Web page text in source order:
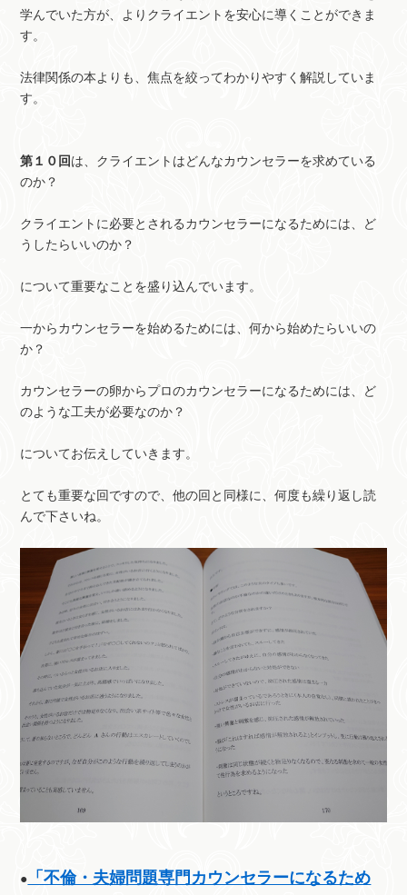
学んでいた方が、よりクライエントを安心に導くことができま
す。
法律関係の本よりも、焦点を絞ってわかりやすく解説していま
す。
第１０回 は、クライエントはどんなカウンセラーを求めている
のか？
クライエントに必要とされるカウンセラーになるためには、ど
うしたらいいのか？
について重要なことを盛り込んでいます。
一からカウンセラーを始めるためには、何から始めたらいいの
か？
カウンセラーの卵からプロのカウンセラーになるためには、ど
のような工夫が必要なのか？
についてお伝えしていきます。
とても重要な回ですので、他の回と同様に、何度も繰り返し読
んで下さいね。
●
「不倫・夫婦問題専門カウンセラーになるため